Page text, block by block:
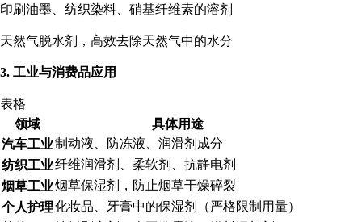
印刷油墨、纺织染料、硝基纤维素的溶剂
天然气脱水剂，高效去除天然气中的水分
3. 工业与消费品应用
表格
领域
具体用途
汽车工业制动液、防冻液、润滑剂成分
纺织工业纤维润滑剂、柔软剂、抗静电剂
烟草工业烟草保湿剂，防止烟草干燥碎裂
个人护理化妆品、牙膏中的保湿剂（严格限制用量）